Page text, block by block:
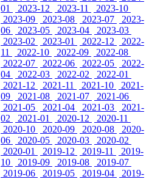
01
2023-12 2023-11
2023-10
2023-09
2023-08 2023-07
2023-
06
2023-05 2023-04
2023-03
2023-02
2023-01 2022-12
2022-
11
2022-10 2022-09
2022-08
2022-07
2022-06 2022-05
2022-
04
2022-03 2022-02
2022-01
2021-12
2021-11 2021-10
2021-
09
2021-08 2021-07
2021-06
2021-05
2021-04 2021-03
2021-
02
2021-01 2020-12
2020-11
2020-10
2020-09 2020-08
2020-
06
2020-05 2020-03
2020-02
2020-01
2019-12 2019-11
2019-
10
2019-09 2019-08
2019-07
2019-06
2019-05 2019-04
2019-